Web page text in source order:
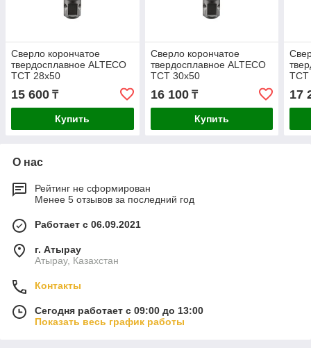
Сверло корончатое
твердосплавное ALTECO
TCT 28х50
15 600 ₸
Купить
Сверло корончатое
твердосплавное ALTECO
TCT 30х50
16 100₸
Купить
TCT
17
О нас
Рейтинг не сформирован
Менее 5 отзывов за последний год
Работает с 06.09.2021
г. Атырау
Атырау, Казахстан
Контакты
Сегодня работает с 09:00 до 13:00
Показать весь график работы